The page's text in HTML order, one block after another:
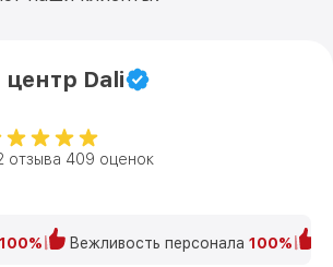
Dali
отзыва 409 оценок
100% Вежливость персонала 100%